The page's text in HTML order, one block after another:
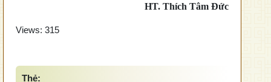
HT. Thích Tâm Đức
Views: 315
Thẻ: